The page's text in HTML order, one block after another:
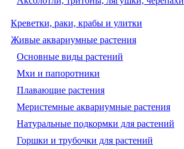
Креветки, раки, крабы и улитки
Живые аквариумные растения
Основные виды растений
Мхи и папоротники
Плавающие растения
Меристемные аквариумные растения
Натуральные подкормки для растений
Горшки и трубочки для растений